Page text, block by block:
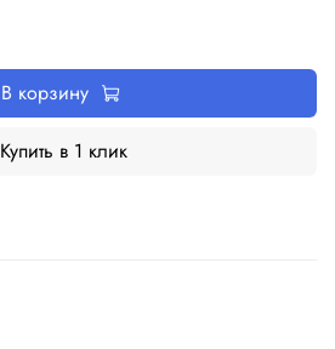
В корзину
Купить в 1 клик